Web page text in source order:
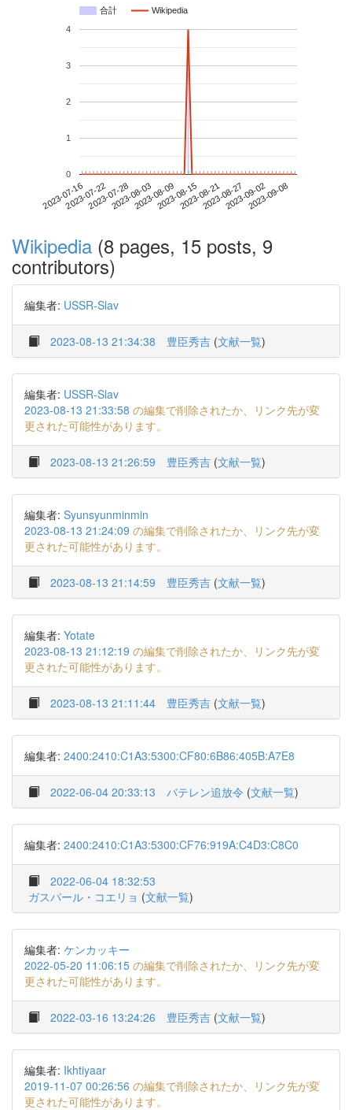
合計 Wikipedia
2023-07-162023-07-222023-07-282023-08-032023-08-092023-08-152023-08-212023-08-272023-09-022023-09-08
0
1
2
3
4
Wikipedia (8 pages, 15 posts, 9
contributors)
編集者: USSR-Slav
2023-08-13 21:34:38 豊臣秀吉 (文献一覧)
編集者: USSR-Slav
2023-08-13 21:33:58 の編集で削除されたか、リンク先が変
更された可能性があります。
2023-08-13 21:26:59 豊臣秀吉 (文献一覧)
編集者: Syunsyunminmin
2023-08-13 21:24:09 の編集で削除されたか、リンク先が変
更された可能性があります。
2023-08-13 21:14:59 豊臣秀吉 (文献一覧)
編集者: Yotate
2023-08-13 21:12:19 の編集で削除されたか、リンク先が変
更された可能性があります。
2023-08-13 21:11:44 豊臣秀吉 (文献一覧)
編集者: 2400:2410:C1A3:5300:CF80:6B86:405B:A7E8
2022-06-04 20:33:13 バテレン追放令 (文献一覧)
編集者: 2400:2410:C1A3:5300:CF76:919A:C4D3:C8C0
2022-06-04 18:32:53
ガスパール・コエリョ (文献一覧)
編集者: ケンカッキー
2022-05-20 11:06:15 の編集で削除されたか、リンク先が変
更された可能性があります。
2022-03-16 13:24:26 豊臣秀吉 (文献一覧)
編集者: Ikhtiyaar
2019-11-07 00:26:56 の編集で削除されたか、リンク先が変
更された可能性があります。